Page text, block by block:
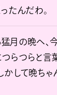
たんだわ。
月の晩へ、
らつらと言
かして晩ちゃ